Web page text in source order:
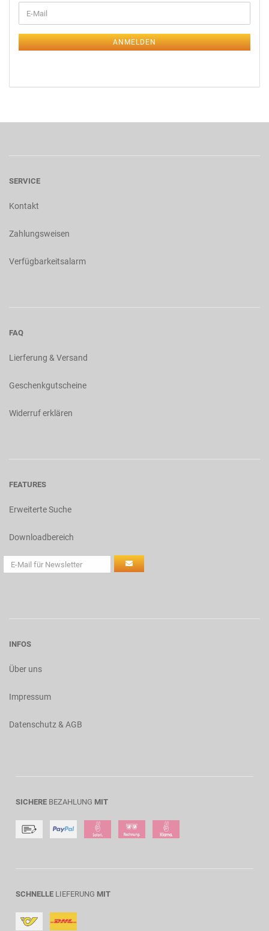
ANMELDEN
SERVICE
Kontakt
Zahlungsweisen
Verfügbarkeitsalarm
FAQ
Lierferung & Versand
Geschenkgutscheine
Widerruf erklären
FEATURES
Erweiterte Suche
Downloadbereich
INFOS
Über uns
Impressum
Datenschutz & AGB
SICHERE BEZAHLUNG MIT
SCHNELLE LIEFERUNG MIT